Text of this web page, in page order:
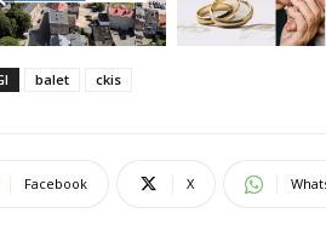
balet ckis
Facebook X